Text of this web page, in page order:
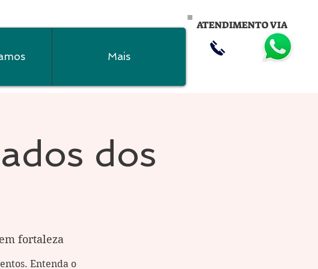
Mais
ATENDIMENTO VIA
dos
fortaleza
Entenda o